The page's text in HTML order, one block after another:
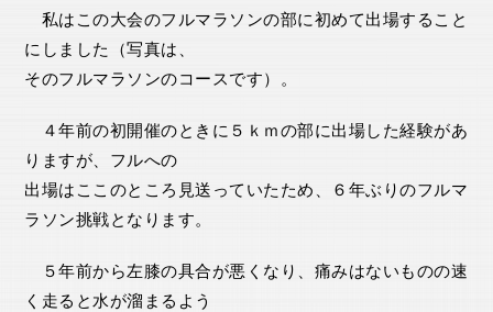
私はこの大会のフルマラソンの部に初めて出場すること
にしました（写真は、
そのフルマラソンのコースです）。
４年前の初開催のときに５ｋｍの部に出場した経験があ
りますが、フルへの
出場はここのところ見送っていたため、６年ぶりのフルマ
ラソン挑戦となります。
５年前から左膝の具合が悪くなり、痛みはないものの速
く走ると水が溜まるよう